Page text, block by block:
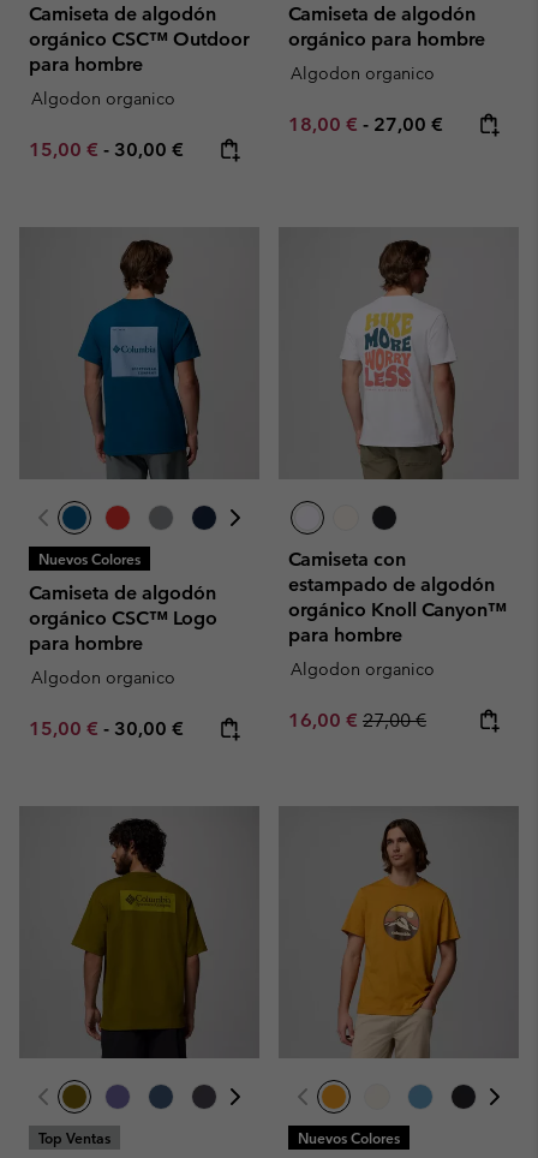
Camiseta de algodón
orgánico CSC™ Outdoor
para hombre
Algodon organico
Minimum sale price:
15,00 € - Maximum price:
30,00 €
Camiseta de algodón
orgánico para hombre
Algodon organico
Minimum sale price:
18,00 € - Maximum price:
27,00 €
Nuevos Colores
Camiseta de algodón
orgánico CSC™ Logo
para hombre
Algodon organico
Minimum sale price:
15,00 € - Maximum price:
30,00 €
Camiseta con
estampado de algodón
orgánico Knoll Canyon™
para hombre
Algodon organico
Sale price:
16,00 € Regular price:
27,00 €
Top Ventas Nuevos Colores